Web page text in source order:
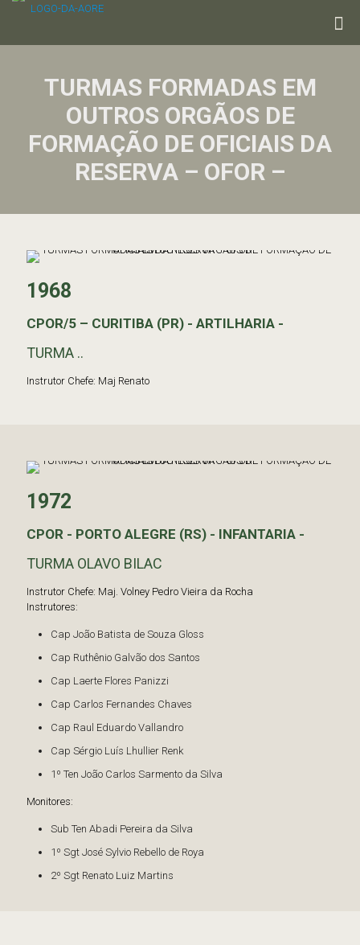
TURMAS FORMADAS EM
OUTROS ORGÃOS DE
FORMAÇÃO DE OFICIAIS DA
RESERVA – OFOR –
1968
CPOR/5 – CURITIBA (PR) - ARTILHARIA -
TURMA ..
Instrutor Chefe: Maj Renato
1972
CPOR - PORTO ALEGRE (RS) - INFANTARIA -
TURMA OLAVO BILAC
Instrutor Chefe: Maj. Volney Pedro Vieira da Rocha
Instrutores:
Cap João Batista de Souza Gloss
Cap Ruthênio Galvão dos Santos
Cap Laerte Flores Panizzi
Cap Carlos Fernandes Chaves
Cap Raul Eduardo Vallandro
Cap Sérgio Luís Lhullier Renk
1º Ten João Carlos Sarmento da Silva
Monitores:
Sub Ten Abadi Pereira da Silva
1º Sgt José Sylvio Rebello de Roya
2º Sgt Renato Luiz Martins